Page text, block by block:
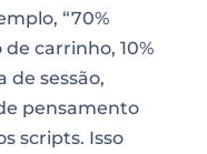
“70%
carrinho, 10%
de sessão,
pensamento
scripts. Isso